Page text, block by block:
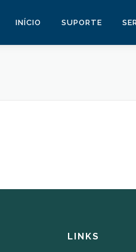
INÍCIO SUPORTE
LINKS